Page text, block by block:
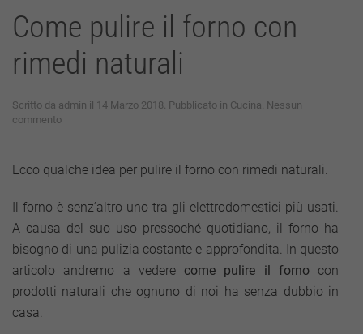
Come pulire il forno con
rimedi naturali
Scritto da admin il 14 Marzo 2018. Pubblicato in Cucina. Nessun
commentosu
forno
rimedi
naturali
Ecco qualche idea per pulire il forno con rimedi naturali.
Il forno è senz’altro uno tra gli elettrodomestici più usati.
A causa del suo uso pressoché quotidiano, il forno ha
bisogno di una pulizia costante e approfondita. In questo
articolo andremo a vedere come pulire il fornocon
prodotti naturali che ognuno di noi ha senza dubbio in
casa.